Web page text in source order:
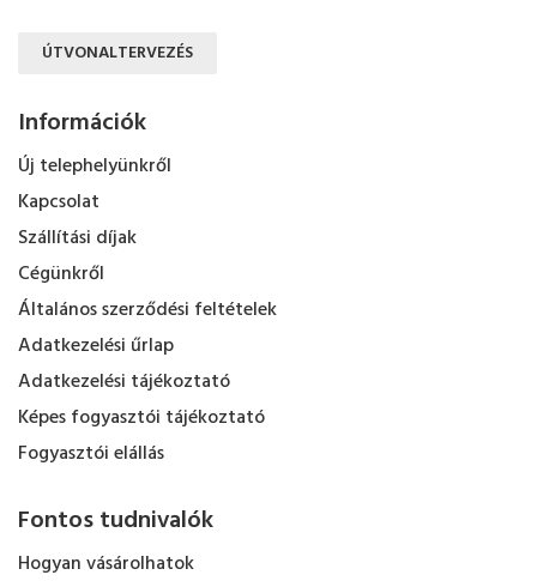
ÚTVONALTERVEZÉS
Információk
Új telephelyünkről
Kapcsolat
Szállítási díjak
Cégünkről
Általános szerződési feltételek
Adatkezelési űrlap
Adatkezelési tájékoztató
Képes fogyasztói tájékoztató
Fogyasztói elállás
Fontos tudnivalók
Hogyan vásárolhatok